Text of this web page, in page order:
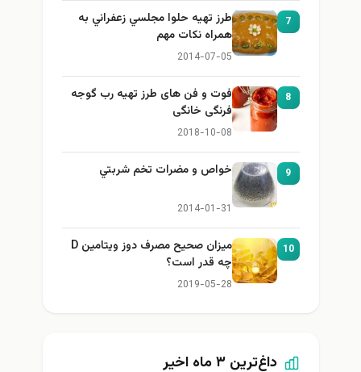
7
طرز تهيه حلوا مجلسي زعفراني به
همراه نكات مهم
2014-07-05
8
فوت و فن های طرز تهیه رب گوجه
فرنگی خانگی
2018-10-08
9 خواص و مضرات تخم شربتي
2014-01-31
10
میزان صحیح مصرف دوز ویتامین D
چه قدر است؟
2019-05-28
داغ‌ترین ۳ ماه اخیر